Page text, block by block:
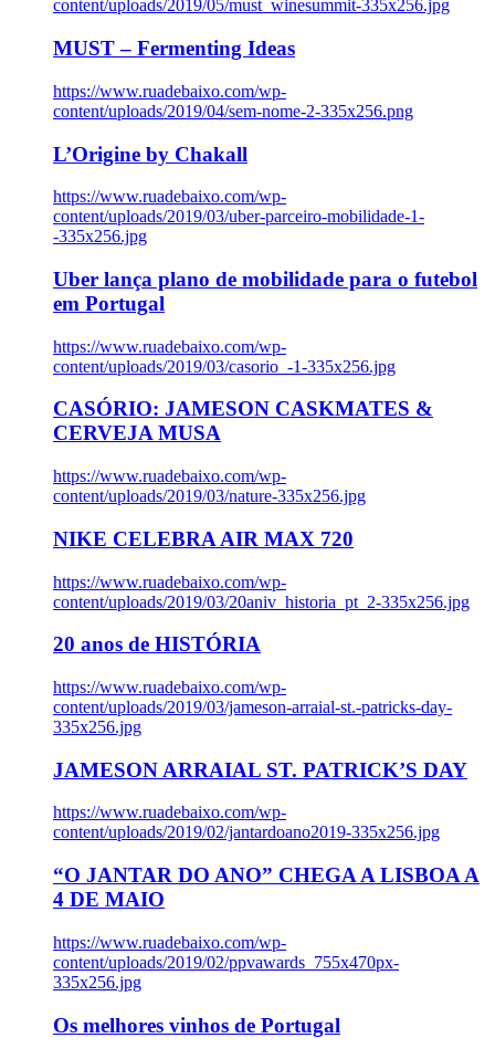
content/uploads/2019/05/must_winesummit-335x256.jpg
MUST – Fermenting Ideas
https://www.ruadebaixo.com/wp-
content/uploads/2019/04/sem-nome-2-335x256.png
L’Origine by Chakall
https://www.ruadebaixo.com/wp-
content/uploads/2019/03/uber-parceiro-mobilidade-1-
-335x256.jpg
Uber lança plano de mobilidade para o futebol
em Portugal
https://www.ruadebaixo.com/wp-
content/uploads/2019/03/casorio_-1-335x256.jpg
CASÓRIO: JAMESON CASKMATES &
CERVEJA MUSA
https://www.ruadebaixo.com/wp-
content/uploads/2019/03/nature-335x256.jpg
NIKE CELEBRA AIR MAX 720
https://www.ruadebaixo.com/wp-
content/uploads/2019/03/20aniv_historia_pt_2-335x256.jpg
20 anos de HISTÓRIA
https://www.ruadebaixo.com/wp-
content/uploads/2019/03/jameson-arraial-st.-patricks-day-
335x256.jpg
JAMESON ARRAIAL ST. PATRICK’S DAY
https://www.ruadebaixo.com/wp-
content/uploads/2019/02/jantardoano2019-335x256.jpg
“O JANTAR DO ANO” CHEGA A LISBOA A
4 DE MAIO
https://www.ruadebaixo.com/wp-
content/uploads/2019/02/ppvawards_755x470px-
335x256.jpg
Os melhores vinhos de Portugal